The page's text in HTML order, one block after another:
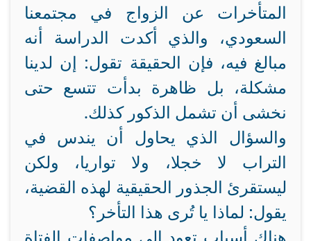
المتأخرات عن الزواج في مجتمعنا
السعودي، والذي أكدت الدراسة أنه
مبالغ فيه، فإن الحقيقة تقول: إن لدينا
مشكلة، بل ظاهرة بدأت تتسع حتى
نخشى أن تشمل الذكور كذلك.
والسؤال الذي يحاول أن يندس في
التراب لا خجلا، ولا تواريا، ولكن
ليستقرئ الجذور الحقيقية لهذه القضية،
يقول: لماذا يا تُرى هذا التأخر؟